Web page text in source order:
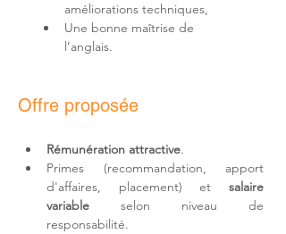
améliorations techniques,
Une bonne maîtrise de
l’anglais.
Offre proposée
Rémunération attractive.
Primes (recommandation, apport
d'affaires, placement) et salaire
variable selon niveau de
responsabilité.